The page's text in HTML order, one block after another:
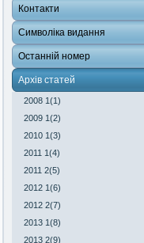
Контакти
Символіка видання
Останній номер
Архів статей
2008 1(1)
2009 1(2)
2010 1(3)
2011 1(4)
2011 2(5)
2012 1(6)
2012 2(7)
2013 1(8)
2013 2(9)